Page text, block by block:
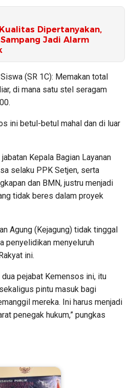
Dipertanyakan,
Jadi Alarm
(SR 1C): Memakan total
di mana satu stel seragam
ini betul-betul mahal dan di luar
Kepala Bagian Layanan
selaku PPK Setjen, serta
dan BMN, justru menjadi
tidak beres dalam proyek
Agung (Kejagung) tidak tinggal
penyelidikan menyeluruh
ini.
pejabat Kemensos ini, itu
pintu masuk bagi
mereka. Ini harus menjadi
penegak hukum,” pungkas